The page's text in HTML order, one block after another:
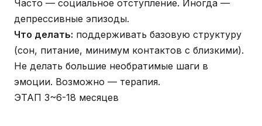
Часто — социальное отступление. Иногда —
депрессивные эпизоды.
Что делать: поддерживать базовую структуру
(сон, питание, минимум контактов с близкими).
Не делать большие необратимые шаги в
эмоции. Возможно — терапия.
ЭТАП 3~6-18 месяцев